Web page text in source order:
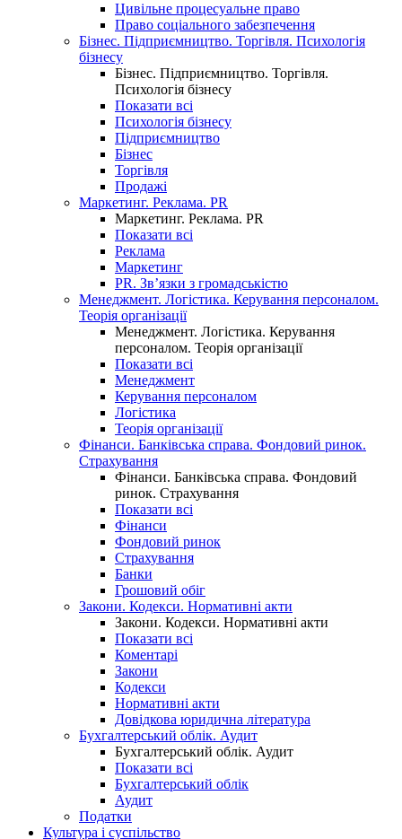
Цивільне процесуальне право
Право соціального забезпечення
Бізнес. Підприємництво. Торгівля. Психологія
бізнесу
Бізнес. Підприємництво. Торгівля.
Психологія бізнесу
Показати всі
Психологія бізнесу
Підприємництво
Бізнес
Торгівля
Продажі
Маркетинг. Реклама. PR
Маркетинг. Реклама. PR
Показати всі
Реклама
Маркетинг
PR. Зв’язки з громадськістю
Менеджмент. Логістика. Керування персоналом.
Теорія організації
Менеджмент. Логістика. Керування
персоналом. Теорія організації
Показати всі
Менеджмент
Керування персоналом
Логістика
Теорія організації
Фінанси. Банківська справа. Фондовий ринок.
Страхування
Фінанси. Банківська справа. Фондовий
ринок. Страхування
Показати всі
Фінанси
Фондовий ринок
Страхування
Банки
Грошовий обіг
Закони. Кодекси. Нормативні акти
Закони. Кодекси. Нормативні акти
Показати всі
Коментарі
Закони
Кодекси
Нормативні акти
Довідкова юридична література
Бухгалтерський облік. Аудит
Бухгалтерський облік. Аудит
Показати всі
Бухгалтерський облік
Аудит
Податки
Культура і суспільство